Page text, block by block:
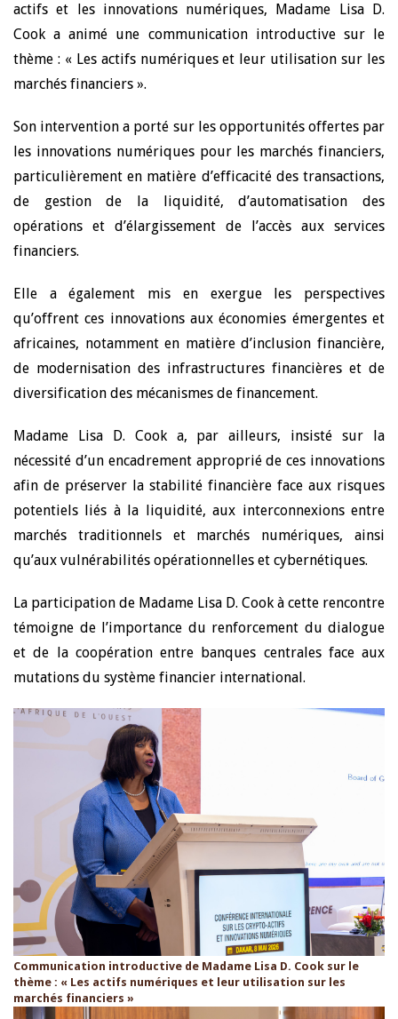
actifs et les innovations numériques, Madame Lisa D.
Cook a animé une communication introductive sur le
thème : « Les actifs numériques et leur utilisation sur les
marchés financiers ».
Son intervention a porté sur les opportunités offertes par
les innovations numériques pour les marchés financiers,
particulièrement en matière d’efficacité des transactions,
de gestion de la liquidité, d’automatisation des
opérations et d’élargissement de l’accès aux services
financiers.
Elle a également mis en exergue les perspectives
qu’offrent ces innovations aux économies émergentes et
africaines, notamment en matière d’inclusion financière,
de modernisation des infrastructures financières et de
diversification des mécanismes de financement.
Madame Lisa D. Cook a, par ailleurs, insisté sur la
nécessité d’un encadrement approprié de ces innovations
afin de préserver la stabilité financière face aux risques
potentiels liés à la liquidité, aux interconnexions entre
marchés traditionnels et marchés numériques, ainsi
qu’aux vulnérabilités opérationnelles et cybernétiques.
La participation de Madame Lisa D. Cook à cette rencontre
témoigne de l’importance du renforcement du dialogue
et de la coopération entre banques centrales face aux
mutations du système financier international.
Communication introductive de Madame Lisa D. Cook sur le
thème : « Les actifs numériques et leur utilisation sur les
marchés financiers »